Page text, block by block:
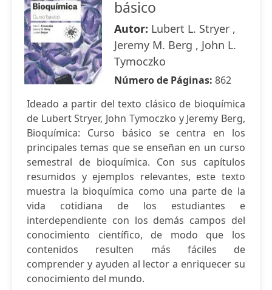
básico
Autor: Lubert L. Stryer ,
Jeremy M. Berg , John L.
Tymoczko
Número de Páginas: 862
Ideado a partir del texto clásico de bioquímica
de Lubert Stryer, John Tymoczko y Jeremy Berg,
Bioquímica: Curso básico se centra en los
principales temas que se enseñan en un curso
semestral de bioquímica. Con sus capítulos
resumidos y ejemplos relevantes, este texto
muestra la bioquímica como una parte de la
vida cotidiana de los estudiantes e
interdependiente con los demás campos del
conocimiento científico, de modo que los
contenidos resulten más fáciles de
comprender y ayuden al lector a enriquecer su
conocimiento del mundo.